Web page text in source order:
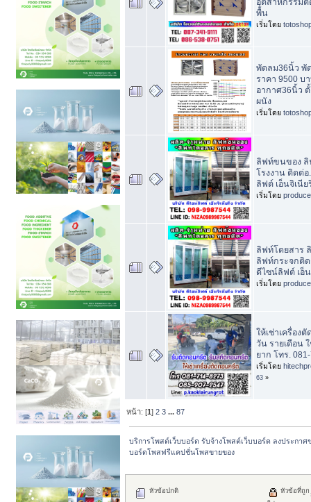
พื้น
เริ่มโดย
พัดลม36นิ้ว พั
ราคา 9500 บ
อากาศ36นิ้ว
ผนัง
เริ่มโดย
ลิฟท์ขนของ
โรงงาน ติดต่
ลิฟต์ เอ็นจิเนีย
เริ่มโดย
ลิฟท์โดยสาร
ลิฟท์กระจกติ
ดีไซน์ลิฟต์ เอ็
เริ่มโดย
ให้เช่าเครื่อง
วัน รายเดือน
ยาก โทร.
เริ่มโดย
63 »
หน้า: [1]2 3 ...87
บริการโพสต์เว็บบอร์ด รับจ้างโพสต์เว็บบอร์ด ลงประกาศ
บอร์ดโพสฟรีแคปชั่นโพสขายของ
หัวข้อปกติ
หัวข้อที่ถูก